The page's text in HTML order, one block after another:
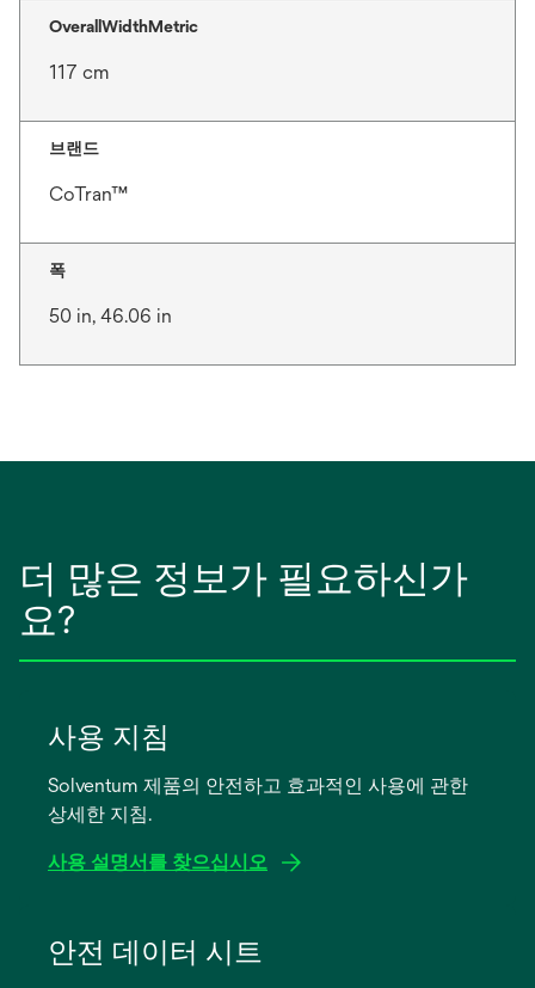
OverallWidthMetric
117 cm
브랜드
CoTran™
폭
50 in, 46.06 in
더 많은 정보가 필요하신가
요?
사용 지침
Solventum 제품의 안전하고 효과적인 사용에 관한
상세한 지침.
사용 설명서를 찾으십시오
안전 데이터 시트